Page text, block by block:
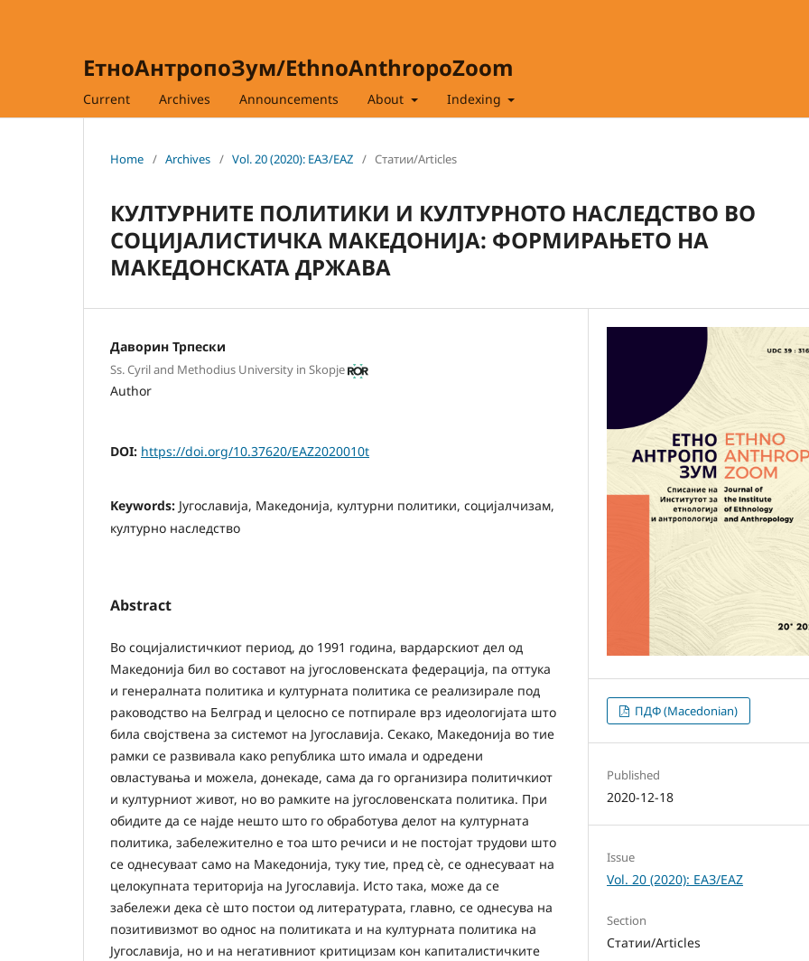
ЕтноАнтропоЗум/EthnoAnthropoZoom
Current Archives Announcements About Indexing
Home / Archives / Vol. 20 (2020): ЕАЗ/EAZ / Статии/Articles
КУЛТУРНИТЕ ПОЛИТИКИ И КУЛТУРНОТО НАСЛЕДСТВО ВО
СОЦИЈАЛИСТИЧКА МАКЕДОНИЈА: ФОРМИРАЊЕТО НА
МАКЕДОНСКАТА ДРЖАВА
Даворин Трпески
Ss. Cyril and Methodius University in Skopje
Author
DOI: https://doi.org/10.37620/EAZ2020010t
Keywords: Југославија, Македонија, културни политики, социјалчизам,
културно наследство
Abstract
Во социјалистичкиот период, до 1991 година, вардарскиот дел од
Македонија бил во составот на југословенската федерација, па оттука
и генералната политика и културната политика се реализирале под
раководство на Белград и целосно се потпирале врз идеологијата што
била својствена за системот на Југославија. Секако, Македонија во тие
рамки се развивала како република што имала и одредени
овластувања и можела, донекаде, сама да го организира политичкиот
и културниот живот, но во рамките на југословенската политика. При
обидите да се најде нешто што го обработува делот на културната
политика, забележително е тоа што речиси и не постојат трудови што
се однесуваат само на Македонија, туку тие, пред сè, се однесуваат на
целокупната територија на Југославија. Исто така, може да се
забележи дека сè што постои од литературата, главно, се однесува на
позитивизмот во однос на политиката и на културната политика на
Југославија, но и на негативниот критицизам кон капиталистичките
ПДФ (Macedonian)
Published
2020-12-18
Issue
Vol. 20 (2020): ЕАЗ/EAZ
Section
Статии/Articles